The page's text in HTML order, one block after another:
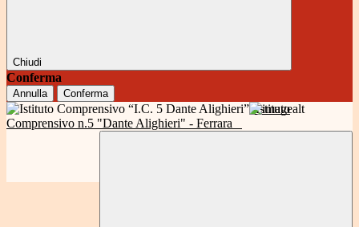
Chiudi
Conferma
Annulla Conferma
Istituto
Comprensivo n.5 "Dante Alighieri" - Ferrara